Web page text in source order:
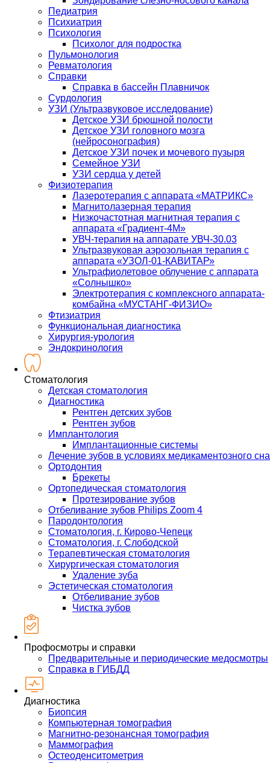
Педиатрия
Психиатрия
Психология
Психолог для подростка
Пульмонология
Ревматология
Справки
Справка в бассейн Плавничок
Сурдология
УЗИ (Ультразвуковое исследование)
Детское УЗИ брюшной полости
Детское УЗИ головного мозга
(нейросонография)
Детское УЗИ почек и мочевого пузыря
Семейное УЗИ
УЗИ сердца у детей
Физиотерапия
Лазеротерапия с аппарата «МАТРИКС»
Магнитолазерная терапия
Низкочастотная магнитная терапия с
аппарата «Градиент-4М»
УВЧ-терапия на аппарате УВЧ-30.03
Ультразвуковая аэрозольная терапия с
аппарата «УЗОЛ-01-КАВИТАР»
Ультрафиолетовое облучение с аппарата
«Солнышко»
Электротерапия с комплексного аппарата-
комбайна «МУСТАНГ-ФИЗИО»
Фтизиатрия
Функциональная диагностика
Хирургия-урология
Эндокринология
Стоматология
Детская стоматология
Диагностика
Рентген детских зубов
Рентген зубов
Имплантология
Имплантационные системы
Лечение зубов в условиях медикаментозного сна
Ортодонтия
Брекеты
Ортопедическая стоматология
Протезирование зубов
Отбеливание зубов Philips Zoom 4
Пародонтология
Стоматология, г. Кирово-Чепецк
Стоматология, г. Слободской
Терапевтическая стоматология
Хирургическая стоматология
Удаление зуба
Эстетическая стоматология
Отбеливание зубов
Чистка зубов
Профосмотры и справки
Предварительные и периодические медосмотры
Справка в ГИБДД
Диагностика
Биопсия
Компьютерная томография
Магнитно-резонансная томография
Маммография
Остеоденситометрия